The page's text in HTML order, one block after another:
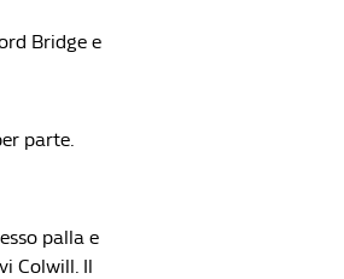
Bridge e
parte.
palla e
Colwill. Il